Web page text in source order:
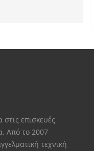
επισκευές
Από το 2007
τεχνική